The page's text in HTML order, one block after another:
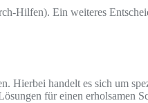
Hilfen). Ein weiteres
Hierbei handelt es sich um
für einen erholsamen